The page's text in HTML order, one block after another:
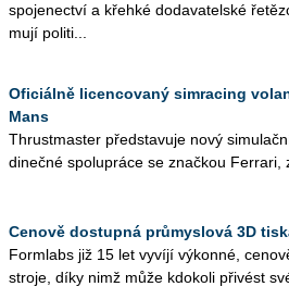
spo­je­nec­tví a křeh­ké do­da­va­tel­ské
mu­jí po­li­ti­...
Oficiálně licencovaný simracing
Mans
Thrust­mas­ter před­sta­vu­je nový
di­neč­né spo­lu­prá­ce se znač­kou Ferra­ri,
Cenově dostupná průmyslová 3D
Form­labs již 15 let vy­ví­jí vý­kon­né,
stro­je, díky nimž může kdo­ko­li při­vést